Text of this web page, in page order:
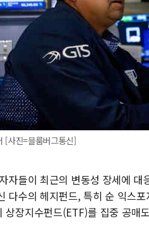
[사진=블룸버그통신]
자들이 최근의 변동성 장세에
다수의 헤지펀드, 특히 순 익스
상장지수펀드(ETF)를 집중 공매